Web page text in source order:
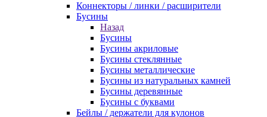
Коннекторы / линки / расширители
Бусины
Назад
Бусины
Бусины акриловые
Бусины стеклянные
Бусины металлические
Бусины из натуральных камней
Бусины деревянные
Бусины с буквами
Бейлы / держатели для кулонов